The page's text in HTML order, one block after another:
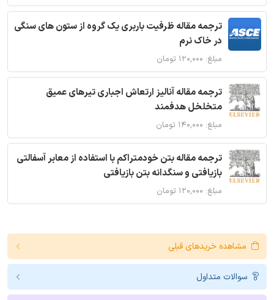
ترجمه مقاله ظرفیت باربری یک گروه از ستون های سنگی
در خاک نرم
مبلغ: ۱۲۰,۰۰۰ تومان
ترجمه مقاله آنالیز ارتعاش اجباری تیرهای عمیق
متخلخل هدفمند
مبلغ: ۱۴۰,۰۰۰ تومان
ترجمه مقاله بتن خودمتراکم با استفاده از معابر آسفالتی
بازیافتی و سنگدانه بتن بازیافتی
مبلغ: ۱۲۰,۰۰۰ تومان
مشاهده خریدهای قبلی
سوالات متداول